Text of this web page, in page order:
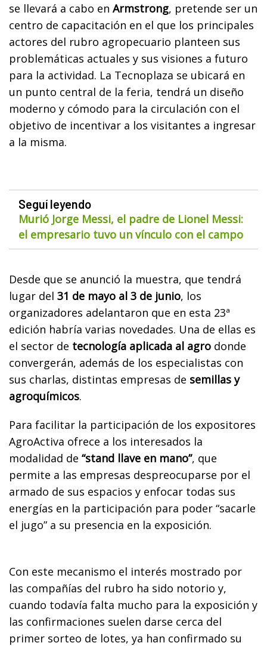
se llevará a cabo en Armstrong, pretende ser un
centro de capacitación en el que los principales
actores del rubro agropecuario planteen sus
problemáticas actuales y sus visiones a futuro
para la actividad. La Tecnoplaza se ubicará en
un punto central de la feria, tendrá un diseño
moderno y cómodo para la circulación con el
objetivo de incentivar a los visitantes a ingresar
a la misma.
Seguí leyendo
Murió Jorge Messi, el padre de Lionel Messi:
el empresario tuvo un vínculo con el campo
Desde que se anunció la muestra, que tendrá
lugar del 31 de mayo al 3 de junio, los
organizadores adelantaron que en esta 23ª
edición habría varias novedades. Una de ellas es
el sector de tecnología aplicada al agro donde
convergerán, además de los especialistas con
sus charlas, distintas empresas de semillas y
agroquímicos.
Para facilitar la participación de los expositores
AgroActiva ofrece a los interesados la
modalidad de “stand llave en mano”, que
permite a las empresas despreocuparse por el
armado de sus espacios y enfocar todas sus
energías en la participación para poder “sacarle
el jugo” a su presencia en la exposición.
Con este mecanismo el interés mostrado por
las compañías del rubro ha sido notorio y,
cuando todavía falta mucho para la exposición y
las confirmaciones suelen darse cerca del
primer sorteo de lotes, ya han confirmado su